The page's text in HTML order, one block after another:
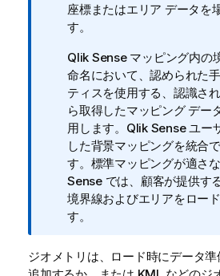
メ
モ
座標またはエリア データを
す。
Qlik Senseマッピング内の
命名において、認められた
ティスを使用する、認識さ
ら取得したマッピング デー
用します。 Qlik Senseユー
した背景マッピングを統合
す。標準マッピングが適さな
Senseでは、顧客が提供す
境界線およびエリアをロー
す。
ジオメトリは、ロード時にデータ